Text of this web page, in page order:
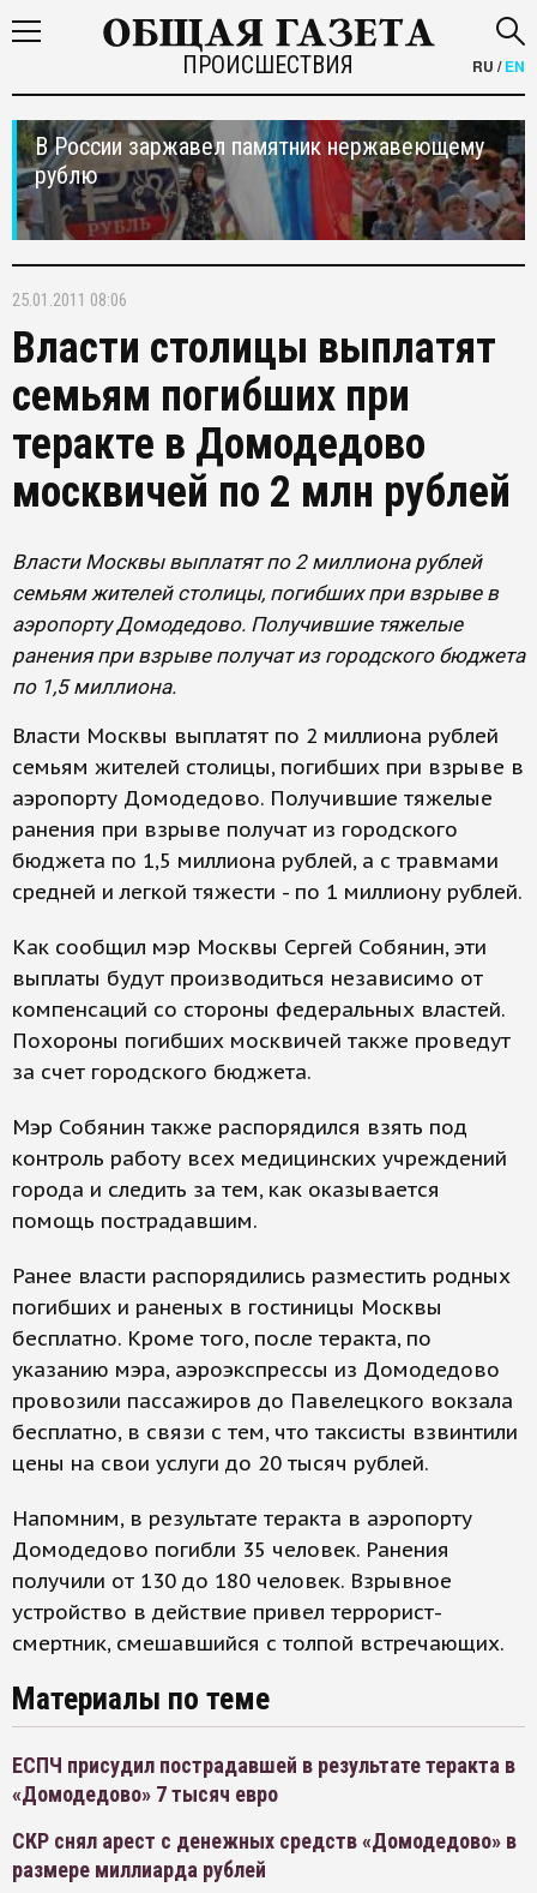
ПРОИСШЕСТВИЯ RU /EN
В России заржавел памятник нержавеющему
рублю
25.01.2011 08:06
Власти столицы выплатят
семьям погибших при
теракте в Домодедово
москвичей по 2 млн рублей
Власти Москвы выплатят по 2 миллиона рублей
семьям жителей столицы, погибших при взрыве в
аэропорту Домодедово. Получившие тяжелые
ранения при взрыве получат из городского бюджета
по 1,5 миллиона.
Власти Москвы выплатят по 2 миллиона рублей
семьям жителей столицы, погибших при взрыве в
аэропорту Домодедово. Получившие тяжелые
ранения при взрыве получат из городского
бюджета по 1,5 миллиона рублей, а с травмами
средней и легкой тяжести - по 1 миллиону рублей.
Как сообщил мэр Москвы Сергей Собянин, эти
выплаты будут производиться независимо от
компенсаций со стороны федеральных властей.
Похороны погибших москвичей также проведут
за счет городского бюджета.
Мэр Собянин также распорядился взять под
контроль работу всех медицинских учреждений
города и следить за тем, как оказывается
помощь пострадавшим.
Ранее власти распорядились разместить родных
погибших и раненых в гостиницы Москвы
бесплатно. Кроме того, после теракта, по
указанию мэра, аэроэкспрессы из Домодедово
провозили пассажиров до Павелецкого вокзала
бесплатно, в связи с тем, что таксисты взвинтили
цены на свои услуги до 20 тысяч рублей.
Напомним, в результате теракта в аэропорту
Домодедово погибли 35 человек. Ранения
получили от 130 до 180 человек. Взрывное
устройство в действие привел террорист-
смертник, смешавшийся с толпой встречающих.
Материалы по теме
ЕСПЧ присудил пострадавшей в результате теракта в
«Домодедово» 7 тысяч евро
СКР снял арест с денежных средств «Домодедово» в
размере миллиарда рублей